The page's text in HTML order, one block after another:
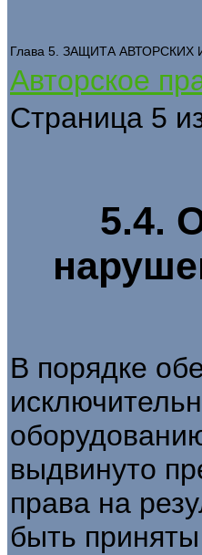
Глава 5. ЗАЩИТА
Авторское
Страница 5
5.4.
В порядке
выдвинуто
права на
быть